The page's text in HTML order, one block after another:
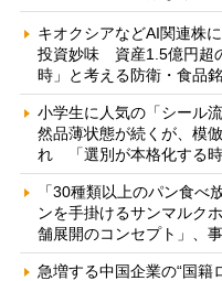
キオクシアなどAI関連株
投資妙味 資産1.5億円超
時」と考える防衛・食品
小学生に人気の「シール
然品薄状態が続くが、模
れ 「選別が本格化する時
「30種類以上のパン食べ
ンを手掛けるサンマルク
舗展開のコンセプト」、
急増する中国企業の“国籍